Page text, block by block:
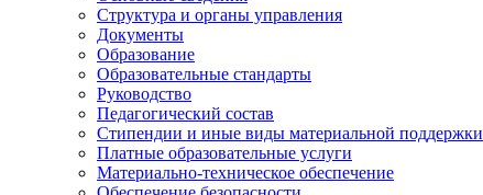
Структура и органы управления
Документы
Образование
Образовательные стандарты
Руководство
Педагогический состав
Стипендии и иные виды материальной поддержки
Платные образовательные услуги
Материально-техническое обеспечение